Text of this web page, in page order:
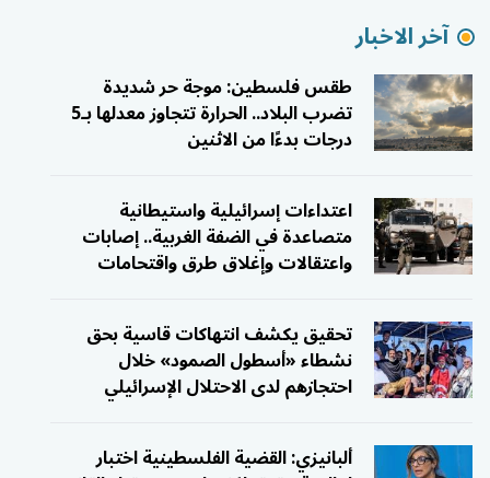
آخر الاخبار
طقس فلسطين: موجة حر شديدة
تضرب البلاد.. الحرارة تتجاوز معدلها بـ5
درجات بدءًا من الاثنين
اعتداءات إسرائيلية واستيطانية
متصاعدة في الضفة الغربية.. إصابات
واعتقالات وإغلاق طرق واقتحامات
تحقيق يكشف انتهاكات قاسية بحق
نشطاء «أسطول الصمود» خلال
احتجازهم لدى الاحتلال الإسرائيلي
ألبانيزي: القضية الفلسطينية اختبار